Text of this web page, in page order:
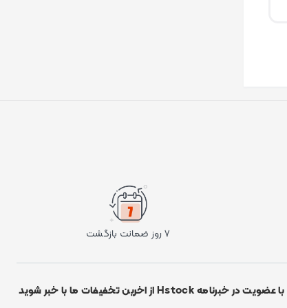
۷ روز ضمانت بازگشت
با عضویت در خبرنامه Hstock از اخرین تخفیفات ما با خبر شوید